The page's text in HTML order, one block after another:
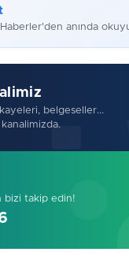
anında
belgeseller...
bizi takip edin!